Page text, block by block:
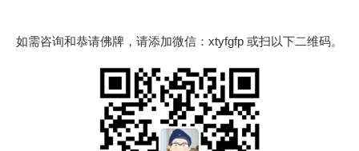
如需咨询和恭请佛牌，请添加微信：xtyfgfp 或扫以下二维码。